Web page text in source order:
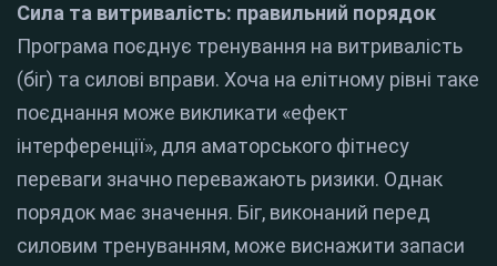
Сила та витривалість: правильний порядок
Програма поєднує тренування на витривалість
(біг) та силові вправи. Хоча на елітному рівні таке
поєднання може викликати «ефект
інтерференції», для аматорського фітнесу
переваги значно переважають ризики. Однак
порядок має значення. Біг, виконаний перед
силовим тренуванням, може виснажити запаси